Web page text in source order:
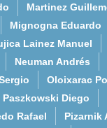
Martinez
Mignogna Eduardo
Lainez Manuel
Neuman Andrés
Oloixarac
Paszkowski Diego
Rafael
Pizarnik